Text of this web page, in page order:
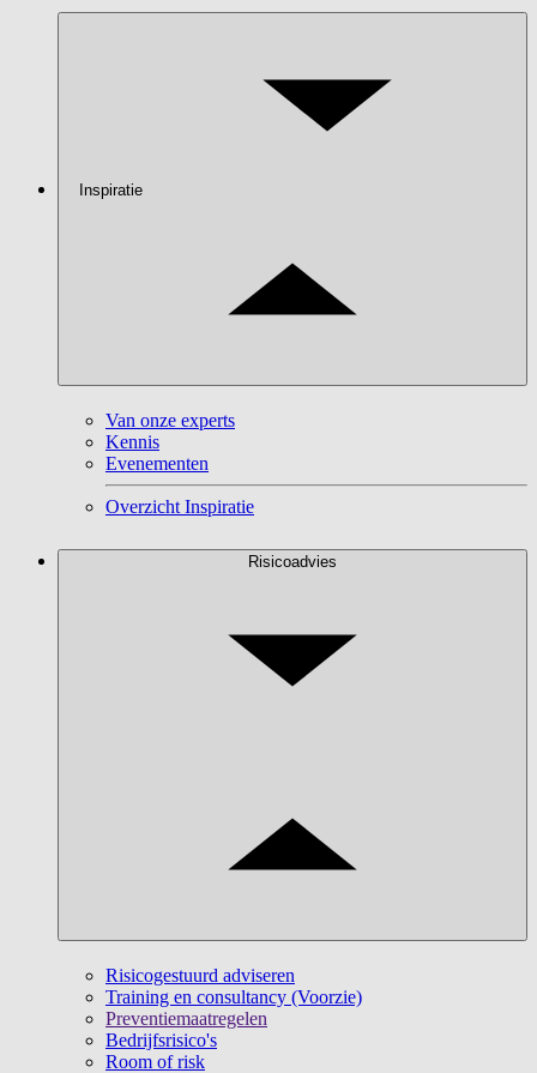
Inspiratie
Van onze experts
Kennis
Evenementen
Overzicht Inspiratie
Risicoadvies
Risicogestuurd adviseren
Training en consultancy (Voorzie)
Preventiemaatregelen
Bedrijfsrisico's
Room of risk